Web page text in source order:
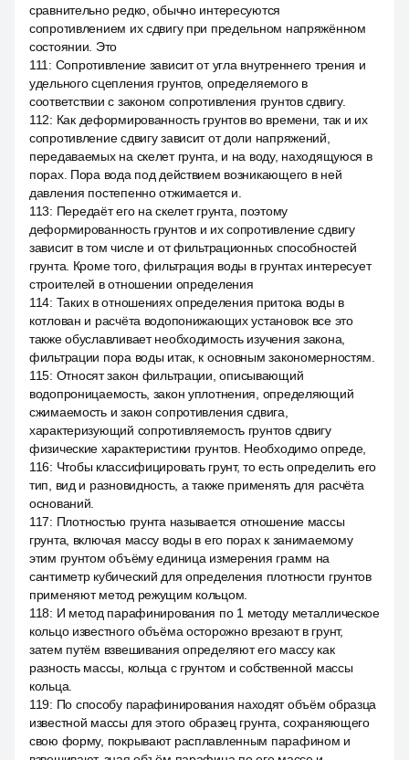
сравнительно редко, обычно интересуются
сопротивлением их сдвигу при предельном напряжённом
состоянии. Это
111 : Сопротивление зависит от угла внутреннего трения и
удельного сцепления грунтов, определяемого в
соответствии с законом сопротивления грунтов сдвигу.
112: Как деформированность грунтов во времени, так и их
сопротивление сдвигу зависит от доли напряжений,
передаваемых на скелет грунта, и на воду, находящуюся в
порах. Пора вода под действием возникающего в ней
давления постепенно отжимается и.
113: Передаёт его на скелет грунта, поэтому
деформированность грунтов и их сопротивление сдвигу
зависит в том числе и от фильтрационных способностей
грунта. Кроме того, фильтрация воды в грунтах интересует
строителей в отношении определения
114: Таких в отношениях определения притока воды в
котлован и расчёта водопонижающих установок все это
также обуславливает необходимость изучения закона,
фильтрации пора воды итак, к основным закономерностям.
115: Относят закон фильтрации, описывающий
водопроницаемость, закон уплотнения, определяющий
сжимаемость и закон сопротивления сдвига,
характеризующий сопротивляемость грунтов сдвигу
физические характеристики грунтов. Необходимо опреде,
116: Чтобы классифицировать грунт, то есть определить его
тип, вид и разновидность, а также применять для расчёта
оснований.
117: Плотностью грунта называется отношение массы
грунта, включая массу воды в его порах к занимаемому
этим грунтом объёму единица измерения грамм на
сантиметр кубический для определения плотности грунтов
применяют метод режущим кольцом.
118: И метод парафинирования по 1 методу металлическое
кольцо известного объёма осторожно врезают в грунт,
затем путём взвешивания определяют его массу как
разность массы, кольца с грунтом и собственной массы
кольца.
119: По способу парафинирования находят объём образца
известной массы для этого образец грунта, сохраняющего
свою форму, покрывают расплавленным парафином и